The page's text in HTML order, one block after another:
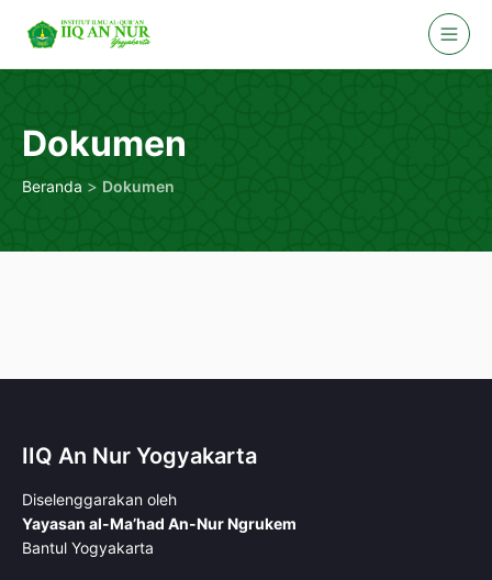
content
Dokumen
Beranda > Dokumen
IIQ An Nur Yogyakarta
Diselenggarakan oleh
Yayasan al-Ma’had An-Nur Ngrukem
Bantul Yogyakarta